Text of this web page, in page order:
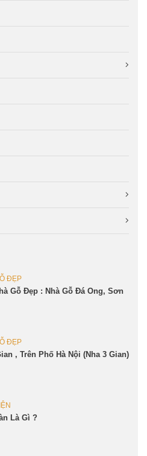
ĐẸP
Gỗ Đẹp : Nhà Gỗ Đá Ong, Sơn
ĐẸP
, Trên Phố Hà Nội (Nha 3 Gian)
Là Gì ?